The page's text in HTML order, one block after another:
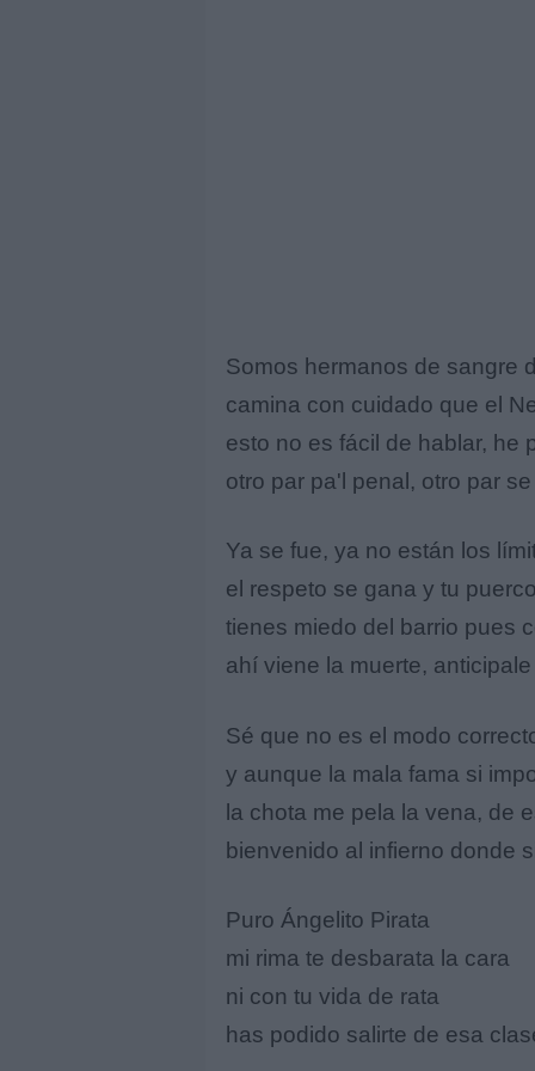
Somos hermanos de sangre
camina con cuidado que el
esto no es fácil de hablar, he
otro par pa'l penal, otro par
Ya se fue, ya no están los
el respeto se gana y tu
tienes miedo del barrio pues
ahí viene la muerte, anticipale
Sé que no es el modo
y aunque la mala fama si
la chota me pela la vena, de
bienvenido al infierno donde
Puro Ángelito Pirata
mi rima te desbarata la cara
ni con tu vida de rata
has podido salirte de esa